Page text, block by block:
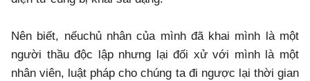
Nên biết, nếuchủ nhân của mình đã khai mình là một
người thầu độc lập nhưng lại đối xử với mình là một
nhân viên, luật pháp cho chúng ta đi ngược lại thời gian